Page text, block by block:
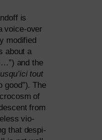
is
voice-over
modi­fied
about a
and the
tout
good”). The
of
from
vio­
that despi­